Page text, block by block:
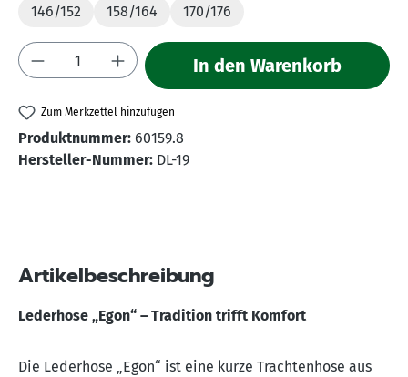
146/152
158/164 170/176
Produkt Anzahl: Gib den gewünschten
In den Warenkorb
Zum Merkzettel hinzufügen
Produktnummer: 60159.8
Hersteller-Nummer: DL-19
Artikelbeschreibung
Lederhose „Egon“ – Tradition trifft Komfort
Die Lederhose „Egon“ ist eine kurze Trachtenhose aus